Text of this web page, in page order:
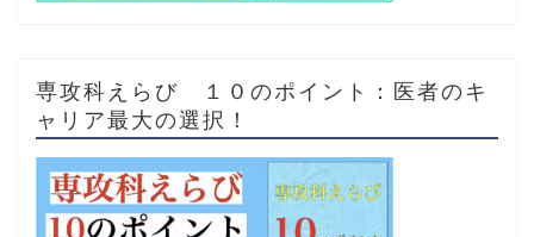
専攻科えらび １０のポイント：医者のキ
ャリア最大の選択！